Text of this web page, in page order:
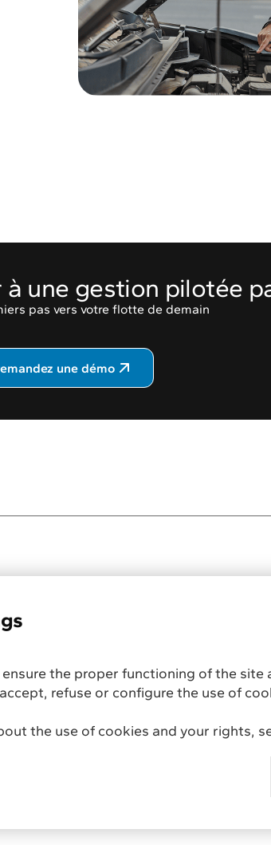
une gestion pilotée
pas vers votre flotte de demain
une démo
the proper functioning of the
refuse or configure the use of
the use of cookies and your rights,